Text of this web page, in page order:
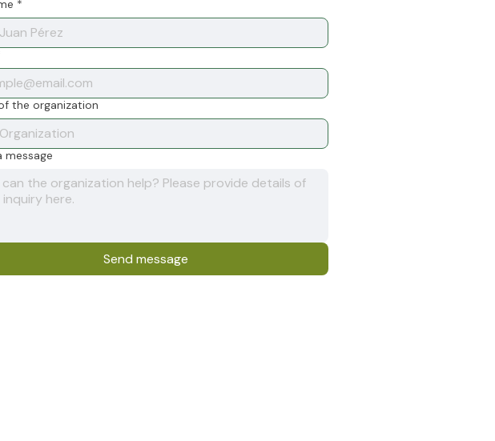
*
the organization
message
Send message